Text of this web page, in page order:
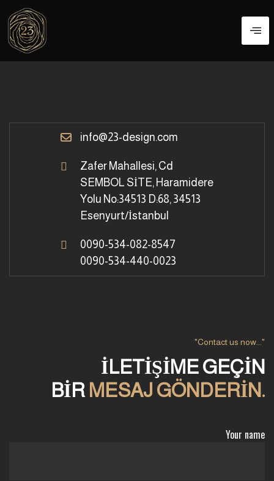
info@23-design.com
0090-534-082-8547
0090-534-440-0023
Zafer Mahallesi, Cd
SEMBOL SİTE, Haramidere
Yolu No:34513 D:68, 34513
Esenyurt/İstanbul
"Contact us now..."
İLETIŞIME GEÇIN
BIR MESAJ GÖNDERIN.
Your name